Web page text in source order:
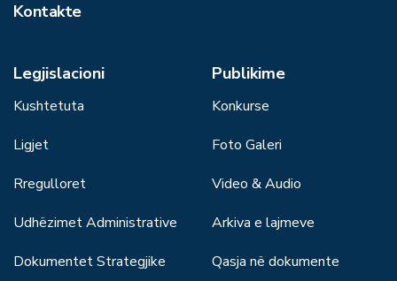
Kontakte
Legjislacioni
Kushtetuta
Ligjet
Rregulloret
Udhëzimet Administrative
Dokumentet Strategjike
Publikime
Konkurse
Foto Galeri
Video & Audio
Arkiva e lajmeve
Qasja në dokumente